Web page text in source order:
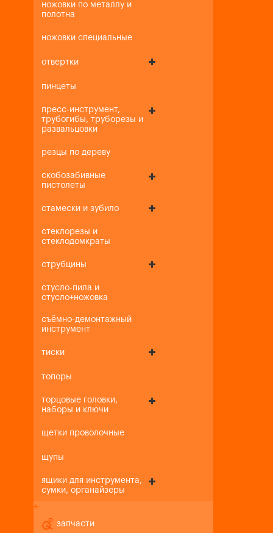
ножовки по металлу и
полотна
ножовки специальные
отвертки
пинцеты
пресс-инструмент,
трубогибы, труборезы и
развальцовки
резцы по дереву
скобозабивные
пистолеты
стамески и зубило
стеклорезы и
стеклодомкраты
струбцины
стусло-пила и
стусло+ножовка
съёмно-демонтажный
инструмент
тиски
топоры
торцовые головки,
наборы и ключи
щетки проволочные
щупы
ящики для инструмента,
сумки, органайзеры
+-
запчасти